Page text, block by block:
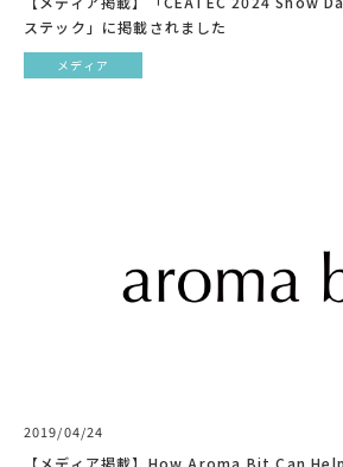
ステック」に掲載されました
メディア
2019/04/24